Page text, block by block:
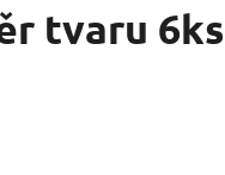
tvaru 6ks